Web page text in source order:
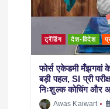
ट्रेंडिंग देश-विदेश
फोर्स एकेडमी मँझगवां
बड़ी पहल, SI प्री
निःशुल्क कोचिंग और
Awas Kaiwart